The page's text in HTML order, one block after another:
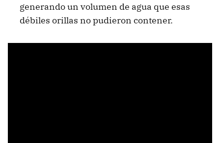
generando un volumen de agua que esas
débiles orillas no pudieron contener.